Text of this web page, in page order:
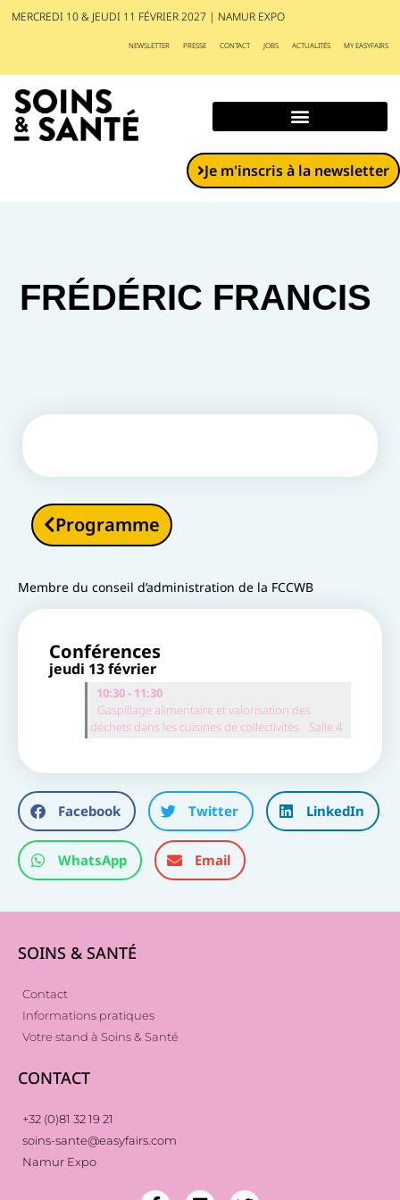
MERCREDI 10 & JEUDI 11 FÉVRIER 2027 | NAMUR EXPO
NEWSLETTER PRESSE CONTACT JOBS ACTUALITÉS MY EASYFAIRS
Je m'inscris à la newsletter
FRÉDÉRIC FRANCIS
Programme
Membre du conseil d’administration de la FCCWB
Conférences
jeudi 13 février
10:30 - 11:30
Gaspillage alimentaire et valorisation des
déchets dans les cuisines de collectivités
Salle 4
Facebook Twitter LinkedIn
WhatsApp Email
SOINS & SANTÉ
Contact
Informations pratiques
Votre stand à Soins & Santé
CONTACT
+32 (0)81 32 19 21
soins-sante@easyfairs.com
Namur Expo